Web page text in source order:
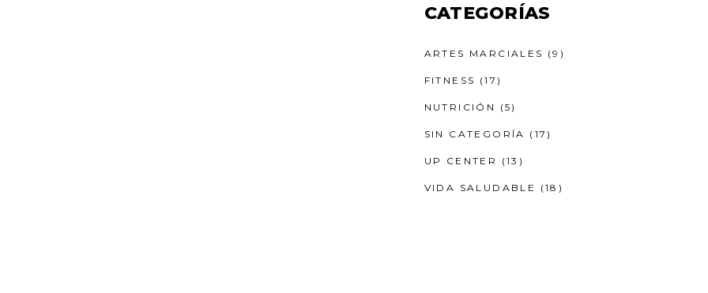
CATEGORÍAS
ARTES MARCIALES (9)
FITNESS (17)
NUTRICIÓN (5)
SIN CATEGORÍA (17)
UP CENTER (13)
VIDA SALUDABLE (18)